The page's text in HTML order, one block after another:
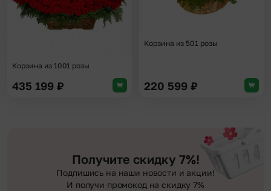
Корзина из 1001 розы
435 199 ₽
Корзина из 501 розы
220 599 ₽
Получите скидку 7%!
Подпишись на наши новости и акции!
И получи промокод на скидку 7%